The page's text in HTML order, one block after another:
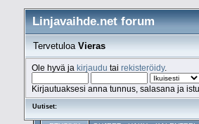
Linjavaihde.net forum
TervetuloaVieras
Ole hyvä ja kirjaudu tai rekisteröidy.
Kirjautuaksesi anna tunnus, salasana ja
Uutiset: